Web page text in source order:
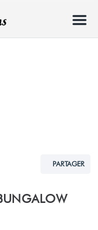
Menu
PARTAGER